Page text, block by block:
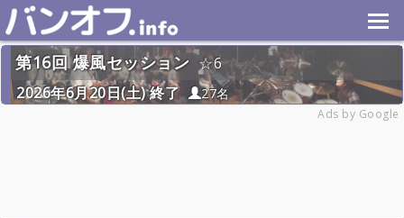
第16回 爆風セッション
6
2026年6月20日(土) 終了
27名
Ads by Google